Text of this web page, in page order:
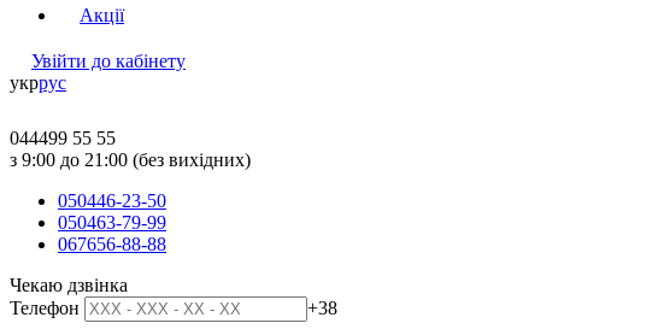
Акції
Увійти до кабінету
укррус
044499 55 55
з 9:00 до 21:00 (без вихідних)
050446-23-50
050463-79-99
067656-88-88
Чекаю дзвінка
Телефон
+38